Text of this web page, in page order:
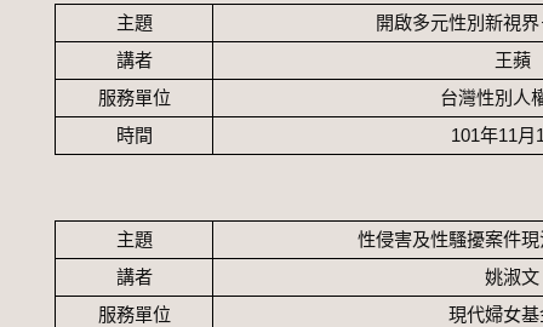
主題
開啟多元性別新視
講者
王蘋
服務單位
台灣性別人
時間
101年11月
主題
性侵害及性騷擾案件
講者
姚淑文
服務單位
現代婦女基